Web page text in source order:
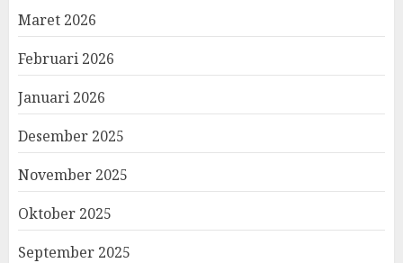
Maret 2026
Februari 2026
Januari 2026
Desember 2025
November 2025
Oktober 2025
September 2025